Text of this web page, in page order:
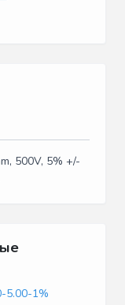
500V, 5% +/-
5.00-1%